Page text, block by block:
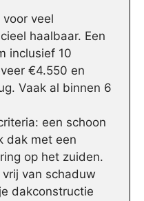
veel
haalbaar. Een
inclusief 10
€4.550 en
Vaak al binnen 6
een schoon
dak met een
op het zuiden.
van schaduw
dakconstructie